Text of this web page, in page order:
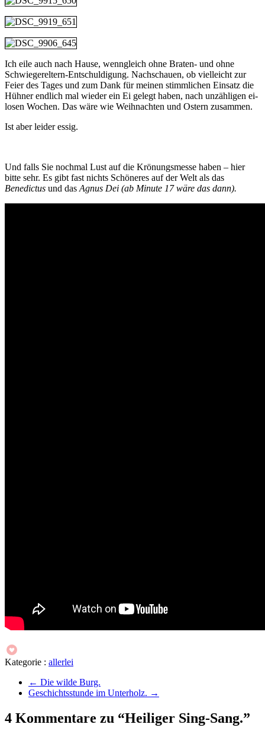
Ich eile auch nach Hause, wenngleich ohne Braten- und ohne
Schwiegereltern-Entschuldigung. Nachschauen, ob vielleicht zur
Feier des Tages und zum Dank für meinen stimmlichen Einsatz die
Hühner endlich mal wieder ein Ei gelegt haben, nach unzähligen ei-
losen Wochen. Das wäre wie Weihnachten und Ostern zusammen.
Ist aber leider essig.
Und falls Sie nochmal Lust auf die Krönungsmesse haben – hier
bitte sehr. Es gibt fast nichts Schöneres auf der Welt als das
Benedictus und das Agnus Dei (ab Minute 17 wäre das dann).
Kategorie : allerlei
← Die wilde Burg.
Geschichtsstunde im Unterholz. →
4 Kommentare zu “Heiliger Sing-Sang.”